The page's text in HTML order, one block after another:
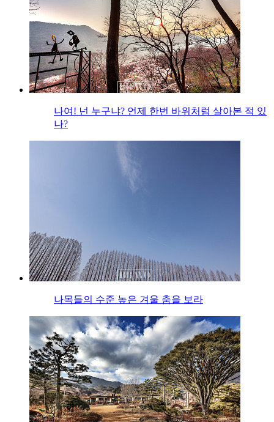
나여! 넌 누구냐? 언제 한번 바위처럼 살아본 적 있
나?
나목들의 수준 높은 겨울 춤을 보라